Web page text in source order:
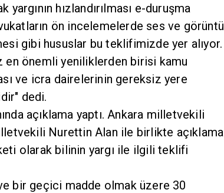
hızlandırılması e-duruşma
ön incelemelerde ses ve görüntü
gibi hususlar bu teklifimizde yer alıyor.
önemli yeniliklerden birisi kamu
ve icra dairelerinin gereksiz yere
dedi.
açıklama yaptı. Ankara milletvekili
Nurettin Alan ile birlikte açıklama
olarak bilinin yargı ile ilgili teklifi
bir geçici madde olmak üzere 30